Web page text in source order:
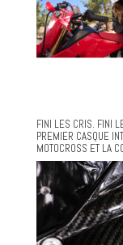
FINI LES CRIS. FINI
PREMIER CASQUE
MOTOCROSS ET LA